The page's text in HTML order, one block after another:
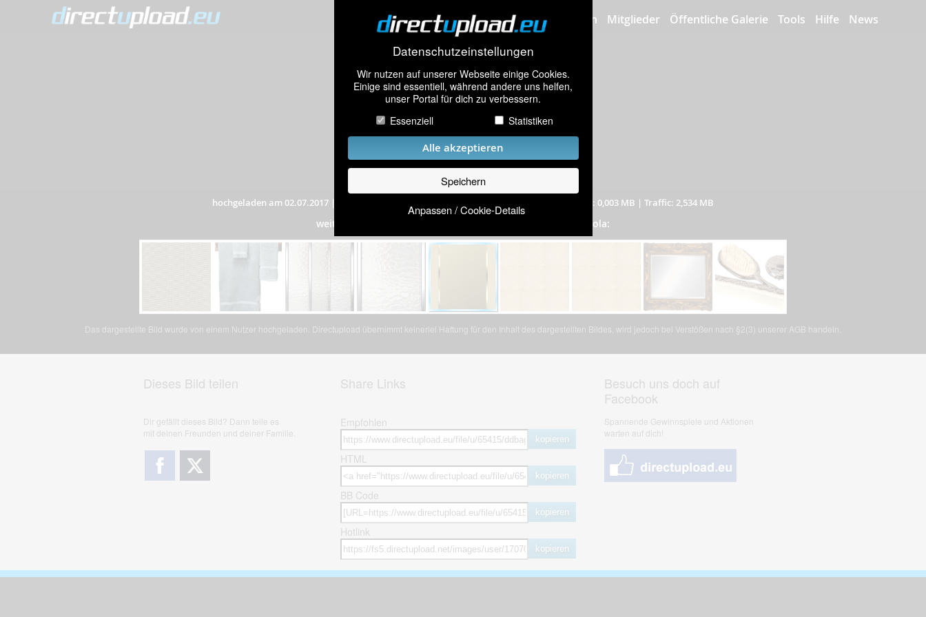
Datenschutzeinstellungen
Wir nutzen auf unserer Webseite einige Cookies.
Einige sind essentiell, während andere uns helfen,
unser Portal für dich zu verbessern.
Essenziell
Statistiken
Alle akzeptieren
Speichern
Anpassen / Cookie-Details
Bilder hochladen Mitglieder Öffentliche Galerie Tools Hilfe News
hochgeladen am 02.07.2017 | Dateigröße: 0,003 MB | Traffic: 2,534 MB
weitere Bilder aus dem Album (71 Bilder) von Bine_Sola:
Das dargestellte Bild wurde von einem Nutzer hochgeladen. Directupload übernimmt keinerlei Haftung für den Inhalt des dargestellten Bildes, wird jedoch bei Verstößen nach §2(3) unserer AGB handeln.
Dieses Bild teilen
Dir gefällt dieses Bild? Dann teile es
mit deinen Freunden und deiner Familie.
Share Links
Empfohlen
kopieren
HTML
kopieren
BB Code
kopieren
Hotlink
kopieren
Besuch uns doch auf
Facebook
Spannende Gewinnspiele und Aktionen
warten auf dich!